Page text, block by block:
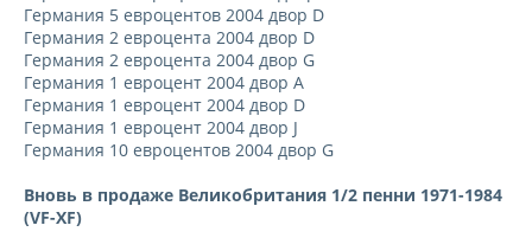
Германия 5 евроцентов 2004 двор D
Германия 2 евроцента 2004 двор D
Германия 2 евроцента 2004 двор G
Германия 1 евроцент 2004 двор A
Германия 1 евроцент 2004 двор D
Германия 1 евроцент 2004 двор J
Германия 10 евроцентов 2004 двор G
Вновь в продаже Великобритания 1/2 пенни 1971-1984
(VF-XF)